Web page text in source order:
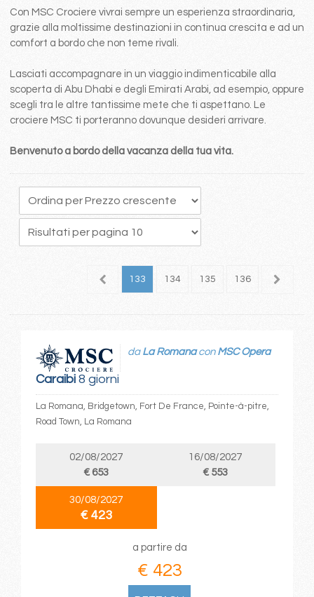
Con MSC Crociere vivrai sempre un esperienza straordinaria,
grazie alla moltissime destinazioni in continua crescita e ad un
comfort a bordo che non teme rivali.
Lasciati accompagnare in un viaggio indimenticabile alla
scoperta di Abu Dhabi e degli Emirati Arabi, ad esempio, oppure
scegli tra le altre tantissime mete che ti aspettano. Le
crociere MSC ti porteranno dovunque desideri arrivare.
Benvenuto a bordo della vacanza della tua vita.
132 133 134 135 136 137
Caraibi8 giorni
da La Romanacon MSC Opera
La Romana, Bridgetown, Fort De France, Pointe-à-pitre,
Road Town, La Romana
02/08/2027
€ 653
16/08/2027
€ 553
30/08/2027
€ 423
a partire da
€ 423